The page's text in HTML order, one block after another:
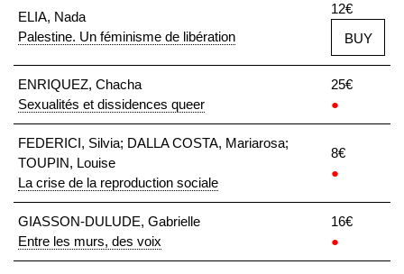
ELIA, Nada
Palestine. Un féminisme de libération
12€
BUY
ENRIQUEZ, Chacha
Sexualités et dissidences queer
25€
●
FEDERICI, Silvia; DALLA COSTA, Mariarosa;
TOUPIN, Louise
La crise de la reproduction sociale
8€
●
GIASSON-DULUDE, Gabrielle
Entre les murs, des voix
16€
●